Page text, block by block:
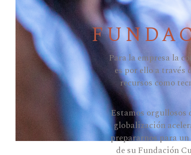
Para la empresa la
es por ello a través
recursos como
Estamos orgullosos
globalización
prepararnos para
de su Fundación